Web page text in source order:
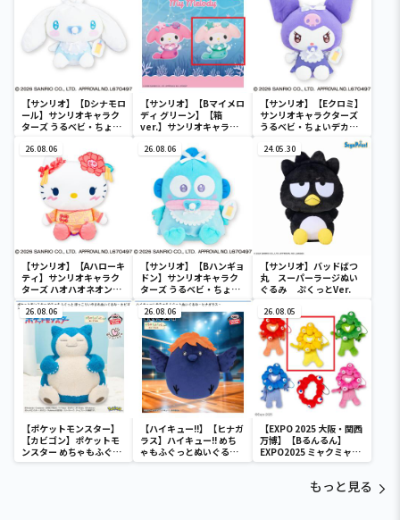
【サンリオ】【Dシナモロ
ール】サンリオキャラク
ターズ うるベビ・ちょい
【サンリオ】【Bマイメロ
ディ グリーン】【箱
ver.】サンリオキャラク
SOFVIMATES～マイメロ
ディ マーメイドver. ～
【サンリオ】【Eクロミ】
サンリオキャラクターズ
うるベビ・ちょいデカド
26.08.06
【サンリオ】【Aハローキ
ティ】サンリオキャラク
ターズ ハオハオネオンタ
ウンドールBIGタイプ1
26.08.06
【サンリオ】【Bハンギョ
ドン】サンリオキャラク
ターズ うるベビ・ちょい
デカドール
24.05.30
【サンリオ】バッドばつ
丸 スーパーラージぬい
ぐるみ ぷくっとVer.
26.08.06
【ポケットモンスター】
【カビゴン】ポケットモ
ンスター めちゃもふぐっ
と ほっこりいやされぬい
26.08.06
【ハイキュー!!】【ヒナガ
ラス】ハイキュー!! めち
ゃもふぐっとぬいぐるみ
～ヒナガラス～
26.08.05
【EXPO 2025 大阪・関西
万博】【Bるんるん】
EXPO2025 ミャクミャク
カラフルゴム紐付きぬい
もっと見る